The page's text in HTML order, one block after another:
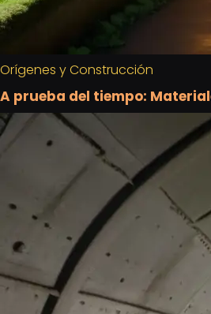
Orígenes y Construcción
A prueba del tiempo: